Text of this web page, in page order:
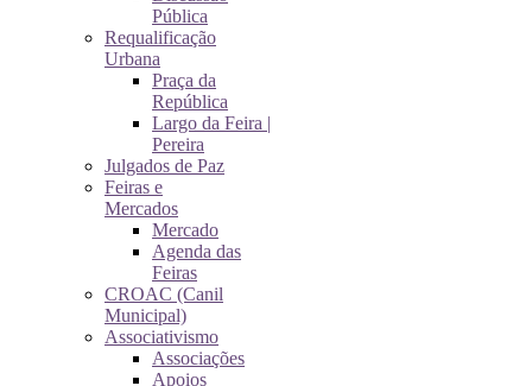
Pública
Requalificação
Urbana
Praça da
República
Largo da Feira |
Pereira
Julgados de Paz
Feiras e
Mercados
Mercado
Agenda das
Feiras
CROAC (Canil
Municipal)
Associativismo
Associações
Apoios